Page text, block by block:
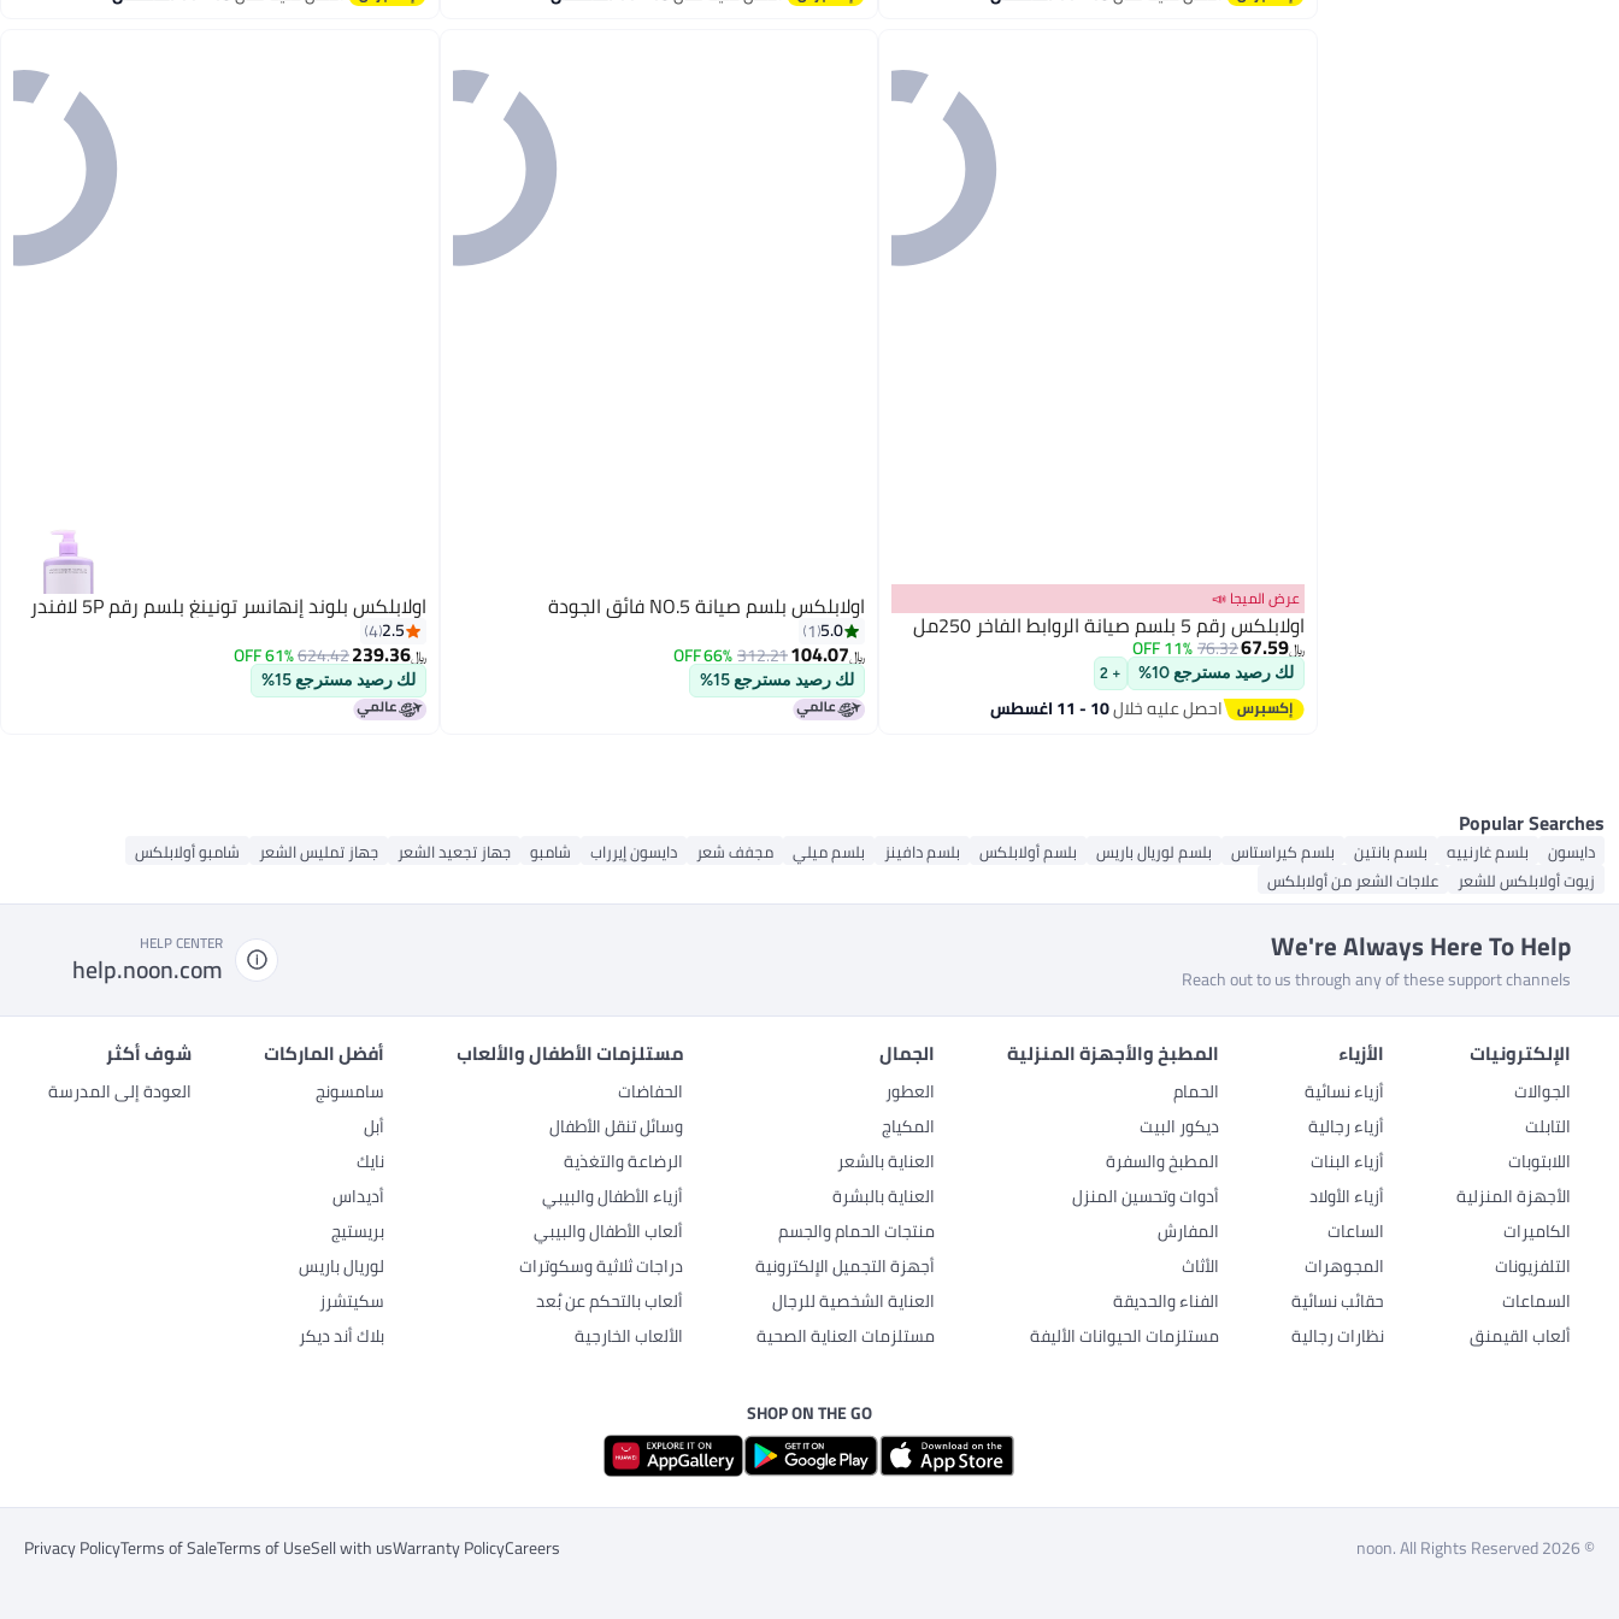
عرض الميجا 📣
اولابلكس رقم 5 بلسم صيانة الروابط الفاخر 250مل
﷼‏67.59
76.32
11% OFF
لك رصيد مسترجع 10% + 2
احصل عليه خلال10 - 11 اغسطس
اولابلكس بلسم صيانة NO.5 فائق الجودة
5.0
1
﷼‏104.07
312.21
66% OFF
لك رصيد مسترجع 15%
اولابلكس بلوند إنهانسر تونينغ بلسم رقم 5P لافندر
2.5
4
﷼‏239.36
624.42
61% OFF
لك رصيد مسترجع 15%
Popular Searches
دايسون بلسم غارنييه بلسم بانتين بلسم كيراستاس بلسم لوريال باريس بلسم أولابلكس بلسم دافينز بلسم ميلي مجفف شعر دايسون إيرراب شامبو جهاز تجعيد الشعر جهاز تمليس الشعر
شامبو أولابلكس
زيوت أولابلكس للشعر
علاجات الشعر من أولابلكس
We're Always Here To Help
Reach out to us through any of these support channels
HELP CENTER
help.noon.com
الإلكترونيات
الجوالات
التابلت
اللابتوبات
الأجهزة المنزلية
الكاميرات
التلفزيونات
السماعات
ألعاب القيمنق
الأزياء
أزياء نسائية
أزياء رجالية
أزياء البنات
أزياء الأولاد
الساعات
المجوهرات
حقائب نسائية
نظارات رجالية
المطبخ والأجهزة المنزلية
الحمام
ديكور البيت
المطبخ والسفرة
أدوات وتحسين المنزل
المفارش
الأثاث
الفناء والحديقة
مستلزمات الحيوانات الأليفة
الجمال
العطور
المكياج
العناية بالشعر
العناية بالبشرة
منتجات الحمام والجسم
أجهزة التجميل الإلكترونية
العناية الشخصية للرجال
مستلزمات العناية الصحية
مستلزمات الأطفال والألعاب
الحفاضات
وسائل تنقل الأطفال
الرضاعة والتغذية
أزياء الأطفال والبيبي
ألعاب الأطفال والبيبي
دراجات ثلاثية وسكوترات
ألعاب بالتحكم عن بُعد
الألعاب الخارجية
أفضل الماركات
سامسونج
أبل
نايك
أديداس
بريستيج
لوريال باريس
سكيتشرز
بلاك أند ديكر
شوف أكثر
العودة إلى المدرسة
SHOP ON THE GO
© 2026 noon. All Rights Reserved
Careers
Warranty Policy
Sell with us
Terms of Use
Terms of Sale
Privacy Policy